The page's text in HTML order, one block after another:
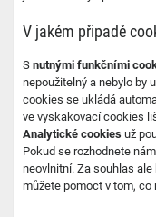
V jakém připadě
S nutnými funkčními
nepoužitelný a nebylo by
cookies se ukládá
ve vyskakovací cookies
Analytické cookies už
Pokud se rozhodnete
neovlnitní. Za souhlas
můžete pomoct v tom, co